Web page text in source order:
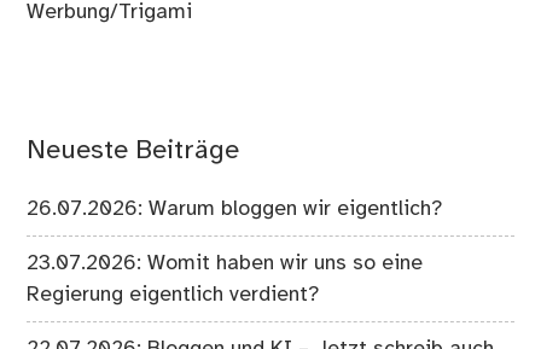
Werbung/Trigami
Neueste Beiträge
26.07.2026: Warum bloggen wir eigentlich?
23.07.2026: Womit haben wir uns so eine
Regierung eigentlich verdient?